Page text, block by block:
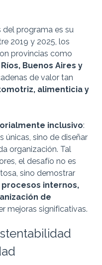
programa es su
2019 y 2025, los
provincias como
Buenos Aires y
de valor tan
alimenticia y
inclusivo:
únicas, sino de diseñar
organización. Tal
el desafío no es
sino demostrar
procesos internos,
de
mejoras significativas.